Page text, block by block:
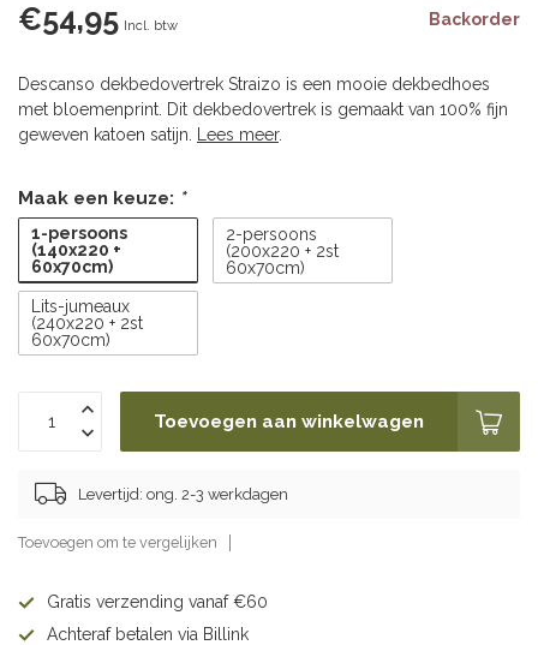
€54,95 Incl. btw Backorder
Descanso dekbedovertrek Straizo is een mooie dekbedhoes
met bloemenprint. Dit dekbedovertrek is gemaakt van 100% fijn
geweven katoen satijn.
Lees meer.
Maak een keuze: *
1-persoons
(140x220 +
60x70cm)
2-persoons
(200x220 + 2st
60x70cm)
Lits-jumeaux
(240x220 + 2st
60x70cm)
Toevoegen aan winkelwagen
Levertijd: ong. 2-3 werkdagen
Toevoegen om te vergelijken
Gratis verzending vanaf €60
Achteraf betalen via Billink